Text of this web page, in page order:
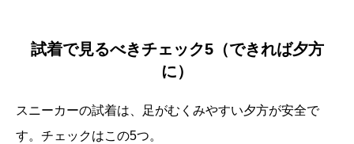
試着で見るべきチェック5（できれば夕方
に）
スニーカーの試着は、足がむくみやすい夕方が安全で
す。チェックはこの5つ。